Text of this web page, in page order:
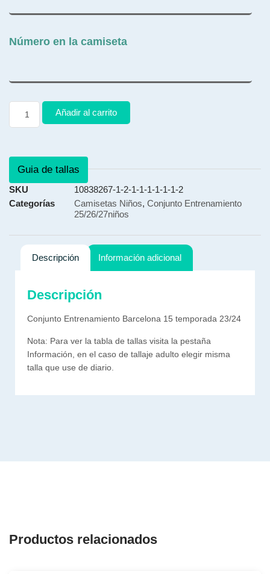
Número en la camiseta
Añadir al carrito
Guia de tallas
SKU
10838267-1-2-1-1-1-1-1-1-2
Categorías
Camisetas Niños, Conjunto Entrenamiento
25/26/27niños
Descripción Información adicional
Descripción
Conjunto Entrenamiento Barcelona 15 temporada 23/24
Nota: Para ver la tabla de tallas visita la pestaña
Información, en el caso de tallaje adulto elegir misma
talla que use de diario.
Productos relacionados